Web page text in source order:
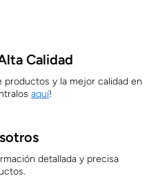
Calidad
productos y la mejor calidad en
aquí!
detallada y precisa